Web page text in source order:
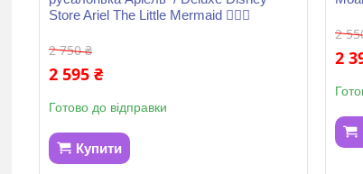
Store Ariel The Little Mermaid 🧜‍♀️✨
2 750 ₴
2 595 ₴
Готово до відправки
Купити
2
2